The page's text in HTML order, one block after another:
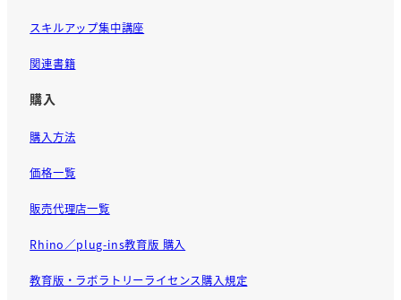
スキルアップ集中講座
関連書籍
購入
購入方法
価格一覧
販売代理店一覧
Rhino／plug-ins教育版 購入
教育版・ラボラトリーライセンス購入規定